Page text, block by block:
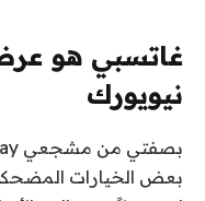
غاتسبي هو
نيويورك
بعض الخيارات